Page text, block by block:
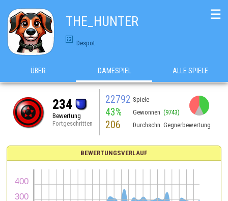
THE_HUNTER
Despot
☰
ÜBER DAMESPIEL ALLE SPIELE
234
Bewertung
Fortgeschritten
22792 Spiele
43% Gewonnen (9743)
206 Durchschn. Gegnerbewertung
BEWERTUNGSVERLAUF